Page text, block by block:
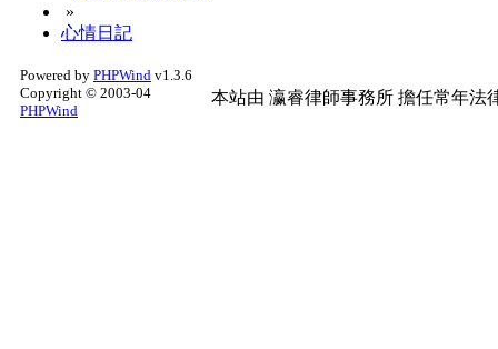
»
心情日記
Powered by PHPWind v1.3.6
Copyright © 2003-04
PHPWind
本站由 瀛睿律師事務所 擔任常年法